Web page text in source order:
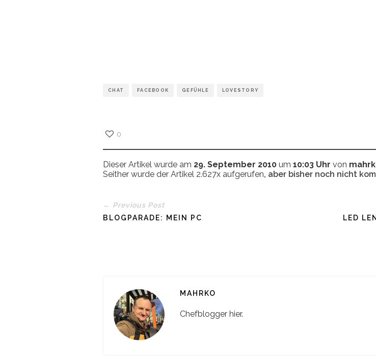
CHAT FACEBOOK GEFÜHLE LOVESTORY
0
Dieser Artikel wurde am 29. September 2010 um 10:03 Uhr von
Seither wurde der Artikel 2.627x aufgerufen, aber bisher noch nicht
← Previous Post
BLOGPARADE: MEIN PC
LED
MAHRKO
Chefblogger hier.